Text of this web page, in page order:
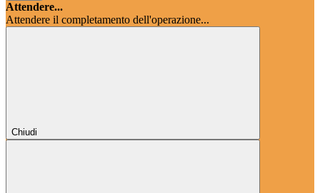
Attendere...
Attendere il completamento dell'operazione...
Chiudi